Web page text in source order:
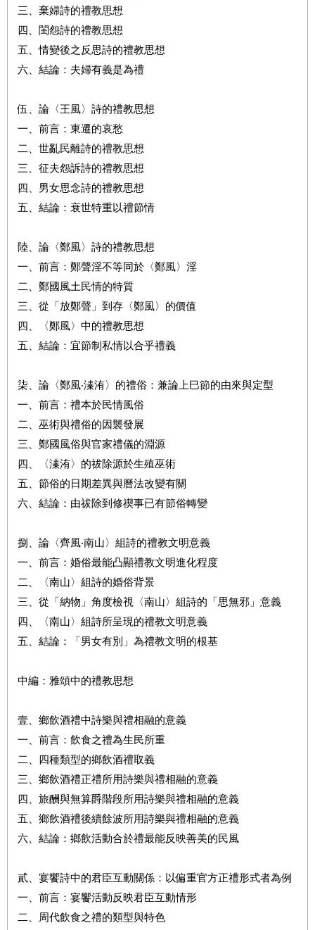
三、棄婦詩的禮教思想
四、閨怨詩的禮教思想
五、情變後之反思詩的禮教思想
六、結論：夫婦有義是為禮
伍、論〈王風〉詩的禮教思想
一、前言：東遷的哀愁
二、世亂民離詩的禮教思想
三、征夫怨訴詩的禮教思想
四、男女思念詩的禮教思想
五、結論：衰世特重以禮節情
陸、論〈鄭風〉詩的禮教思想
一、前言：鄭聲淫不等同於〈鄭風〉淫
二、鄭國風土民情的特質
三、從「放鄭聲」到存〈鄭風〉的價值
四、〈鄭風〉中的禮教思想
五、結論：宜節制私情以合乎禮義
柒、論〈鄭風‧溱洧〉的禮俗：兼論上巳節的由來與定型
一、前言：禮本於民情風俗
二、巫術與禮俗的因襲發展
三、鄭國風俗與官家禮儀的淵源
四、〈溱洧〉的祓除源於生殖巫術
五、節俗的日期差異與曆法改變有關
六、結論：由祓除到修禊事已有節俗轉變
捌、論〈齊風‧南山〉組詩的禮教文明意義
一、前言：婚俗最能凸顯禮教文明進化程度
二、〈南山〉組詩的婚俗背景
三、從「納物」角度檢視〈南山〉組詩的「思無邪」意義
四、〈南山〉組詩所呈現的禮教文明意義
五、結論：「男女有別」為禮教文明的根基
中編：雅頌中的禮教思想
壹、鄉飲酒禮中詩樂與禮相融的意義
一、前言：飲食之禮為生民所重
二、四種類型的鄉飲酒禮取義
三、鄉飲酒禮正禮所用詩樂與禮相融的意義
四、旅酬與無算爵階段所用詩樂與禮相融的意義
五、鄉飲酒禮後續餘波所用詩樂與禮相融的意義
六、結論：鄉飲活動合於禮最能反映善美的民風
貳、宴饗詩中的君臣互動關係：以偏重官方正禮形式者為例
一、前言：宴饗活動反映君臣互動情形
二、周代飲食之禮的類型與特色